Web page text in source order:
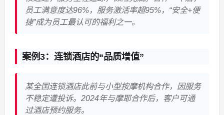
员工满意度达96%，服务激活率超95%，“安全+便
捷”成为员工最认可的福利之一。
案例3：连锁酒店的“品质增值”
某全国连锁酒店此前与小型按摩机构合作，因服务
不稳定遭投诉。2024年与摩耶合作后，客户可通
过酒店预约服务。